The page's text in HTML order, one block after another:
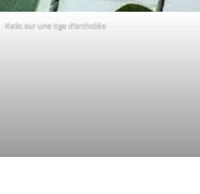
Keiki sur une tige d’orchidée